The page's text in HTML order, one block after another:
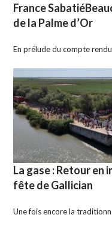
France
de la Palme d’Or
En prélude du compte
La gase : Retour en
fête de Gallician
Une fois encore la